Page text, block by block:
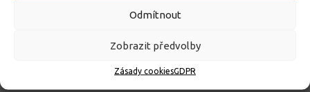
Odmítnout
Zobrazit předvolby
Zásady cookiesGDPR